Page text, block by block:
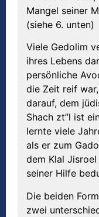
Mangel seiner
(siehe 6. unten)
Viele Gedolim
ihres Lebens
persönliche
die Zeit reif
darauf, dem
Shach zt”l ist
lernte viele
als er zum
dem Klal
seiner Hilfe
Die beiden
zwei